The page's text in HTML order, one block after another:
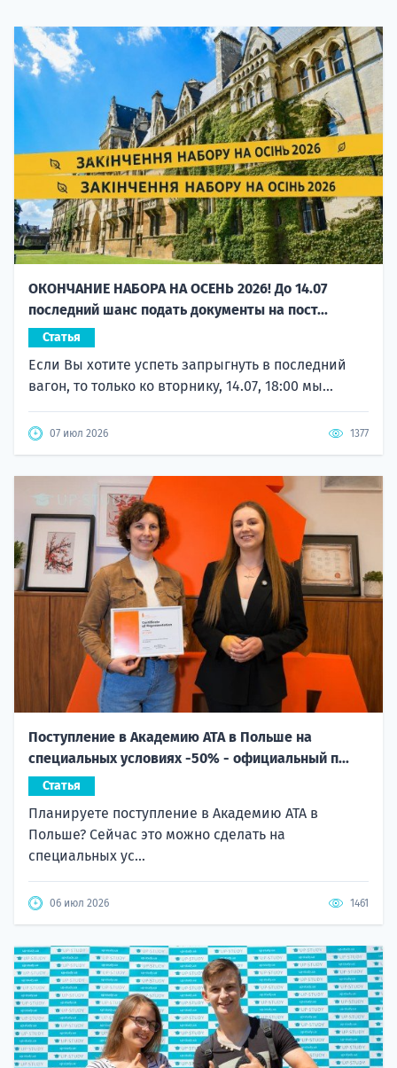
ОКОНЧАНИЕ НАБОРА НА ОСЕНЬ 2026! До 14.07
последний шанс подать документы на пост...
Статья
Если Вы хотите успеть запрыгнуть в последний
вагон, то только ко вторнику, 14.07, 18:00 мы...
07 июл 2026 1377
Поступление в Академию ATA в Польше на
специальных условиях -50% - официальный п...
Статья
Планируете поступление в Академию ATA в
Польше? Сейчас это можно сделать на
специальных ус...
06 июл 2026 1461